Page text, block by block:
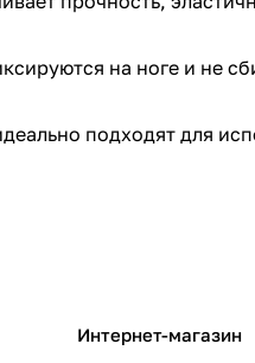
на ноге и не
подходят для
Интернет-магазин